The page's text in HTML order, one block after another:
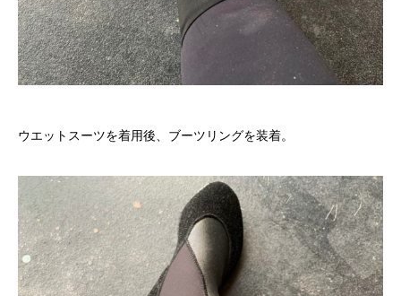
ウエットスーツを着用後、ブーツリングを装着。